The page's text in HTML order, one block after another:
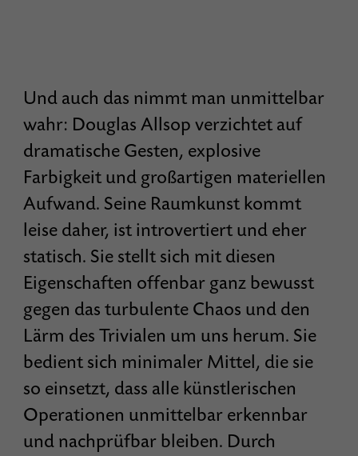
Und auch das nimmt man unmittelbar
wahr: Douglas Allsop verzichtet auf
dramatische Gesten, explosive
Farbigkeit und großartigen materiellen
Aufwand. Seine Raumkunst kommt
leise daher, ist introvertiert und eher
statisch. Sie stellt sich mit diesen
Eigenschaften offenbar ganz bewusst
gegen das turbulente Chaos und den
Lärm des Trivialen um uns herum. Sie
bedient sich minimaler Mittel, die sie
so einsetzt, dass alle künstlerischen
Operationen unmittelbar erkennbar
und nachprüfbar bleiben. Durch